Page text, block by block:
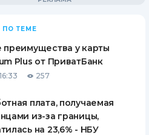
ВИНЬЕТКА
СОТРУДНИКОВ
ОТ
СЛУЧАЕВ
ВОПРОСЫ И ОТВЕТЫ
ПУТЕВОДИТЕЛИ ПО
ПО ТЕМЕ
преимущества у карты
Plus от ПриватБанк
257
плата, получаемая
из-за границы,
на 23,6% - НБУ